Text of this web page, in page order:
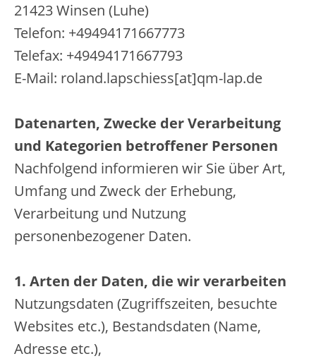
21423 Winsen (Luhe)
Telefon: +49494171667773
Telefax: +49494171667793
E-Mail: roland.lapschiess[at]qm-lap.de
Datenarten, Zwecke der Verarbeitung
und Kategorien betroffener Personen
Nachfolgend informieren wir Sie über Art,
Umfang und Zweck der Erhebung,
Verarbeitung und Nutzung
personenbezogener Daten.
1. Arten der Daten, die wir verarbeiten
Nutzungsdaten (Zugriffszeiten, besuchte
Websites etc.), Bestandsdaten (Name,
Adresse etc.),